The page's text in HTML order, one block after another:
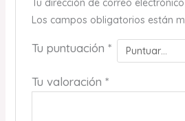
Tu dirección de correo
Los campos obligatorios están
Tu puntuación *
Tu valoración *